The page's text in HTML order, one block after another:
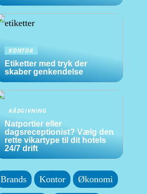
KONTOR
Etiketter med tryk der
skaber genkendelse
RÅDGIVNING
Natportier eller
dagsreceptionist? Vælg den
rette vikartype til dit hotels
24/7 drift
Brands Kontor Økonomi